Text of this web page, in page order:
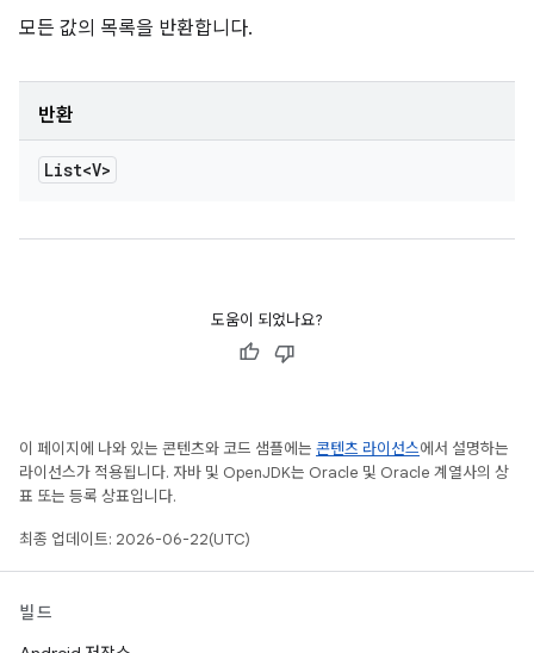
모든 값의 목록을 반환합니다.
반환
List<V>
도움이 되었나요?
이 페이지에 나와 있는 콘텐츠와 코드 샘플에는 콘텐츠 라이선스에서 설명하는
라이선스가 적용됩니다. 자바 및 OpenJDK는 Oracle 및 Oracle 계열사의 상
표 또는 등록 상표입니다.
최종 업데이트: 2026-06-22(UTC)
빌드